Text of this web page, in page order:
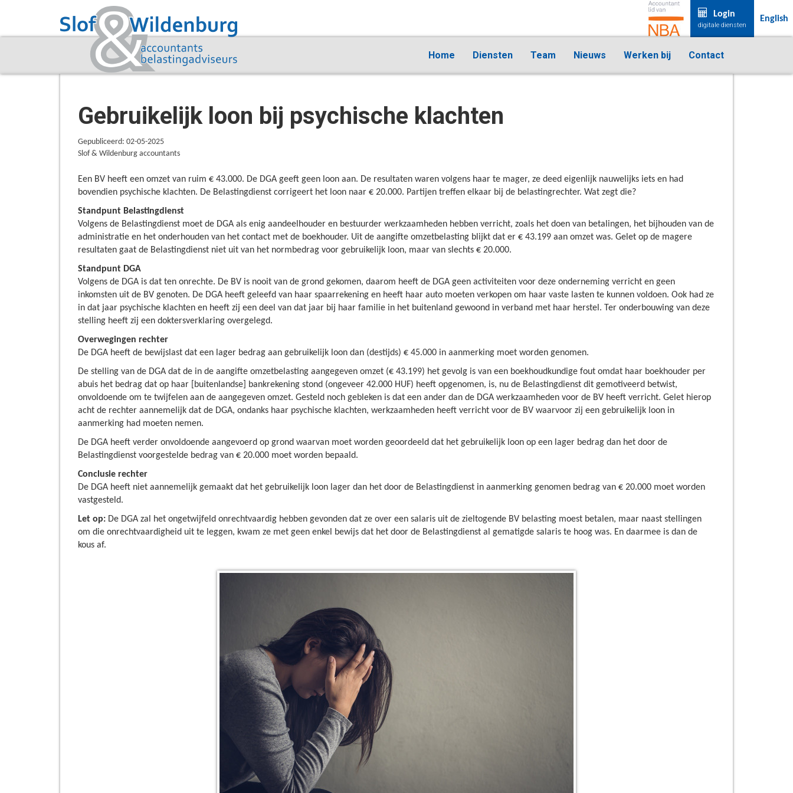
Login
digitale diensten
English
Home Diensten Team Nieuws Werken bij Contact
Gebruikelijk loon bij psychische klachten
Gepubliceerd: 02-05-2025
Slof & Wildenburg accountants
Een BV heeft een omzet van ruim € 43.000. De DGA geeft geen loon aan. De resultaten waren volgens haar te mager, ze deed eigenlijk nauwelijks iets en had
bovendien psychische klachten. De Belastingdienst corrigeert het loon naar € 20.000. Partijen treffen elkaar bij de belastingrechter. Wat zegt die?
Standpunt Belastingdienst
Volgens de Belastingdienst moet de DGA als enig aandeelhouder en bestuurder werkzaamheden hebben verricht, zoals het doen van betalingen, het bijhouden van de
administratie en het onderhouden van het contact met de boekhouder. Uit de aangifte omzetbelasting blijkt dat er € 43.199 aan omzet was. Gelet op de magere
resultaten gaat de Belastingdienst niet uit van het normbedrag voor gebruikelijk loon, maar van slechts € 20.000.
Standpunt DGA
Volgens de DGA is dat ten onrechte. De BV is nooit van de grond gekomen, daarom heeft de DGA geen activiteiten voor deze onderneming verricht en geen
inkomsten uit de BV genoten. De DGA heeft geleefd van haar spaarrekening en heeft haar auto moeten verkopen om haar vaste lasten te kunnen voldoen. Ook had ze
in dat jaar psychische klachten en heeft zij een deel van dat jaar bij haar familie in het buitenland gewoond in verband met haar herstel. Ter onderbouwing van deze
stelling heeft zij een doktersverklaring overgelegd.
Overwegingen rechter
De DGA heeft de bewijslast dat een lager bedrag aan gebruikelijk loon dan (destijds) € 45.000 in aanmerking moet worden genomen.
De stelling van de DGA dat de in de aangifte omzetbelasting aangegeven omzet (€ 43.199) het gevolg is van een boekhoudkundige fout omdat haar boekhouder per
abuis het bedrag dat op haar [buitenlandse] bankrekening stond (ongeveer 42.000 HUF) heeft opgenomen, is, nu de Belastingdienst dit gemotiveerd betwist,
onvoldoende om te twijfelen aan de aangegeven omzet. Gesteld noch gebleken is dat een ander dan de DGA werkzaamheden voor de BV heeft verricht. Gelet hierop
acht de rechter aannemelijk dat de DGA, ondanks haar psychische klachten, werkzaamheden heeft verricht voor de BV waarvoor zij een gebruikelijk loon in
aanmerking had moeten nemen.
De DGA heeft verder onvoldoende aangevoerd op grond waarvan moet worden geoordeeld dat het gebruikelijk loon op een lager bedrag dan het door de
Belastingdienst voorgestelde bedrag van € 20.000 moet worden bepaald.
Conclusie rechter
De DGA heeft niet aannemelijk gemaakt dat het gebruikelijk loon lager dan het door de Belastingdienst in aanmerking genomen bedrag van € 20.000 moet worden
vastgesteld.
Let op: De DGA zal het ongetwijfeld onrechtvaardig hebben gevonden dat ze over een salaris uit de zieltogende BV belasting moest betalen, maar naast stellingen
om die onrechtvaardigheid uit te leggen, kwam ze met geen enkel bewijs dat het door de Belastingdienst al gematigde salaris te hoog was. En daarmee is dan de
kous af.